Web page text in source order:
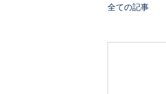
全ての記事